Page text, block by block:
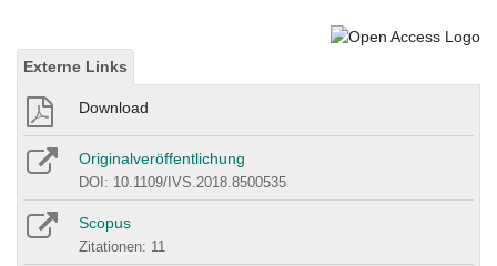
Externe Links
Download
Originalveröffentlichung
DOI: 10.1109/IVS.2018.8500535
Scopus
Zitationen: 11